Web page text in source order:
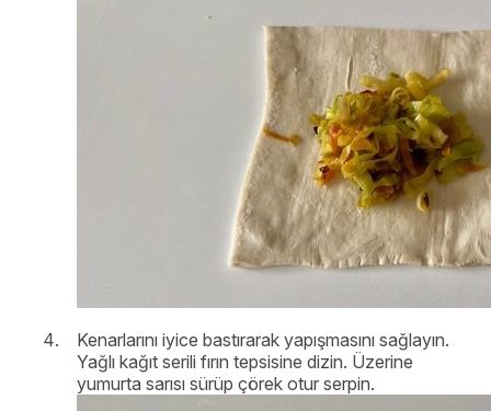
Kenarlarını iyice bastırarak yapışmasını sağlayın.
Yağlı kağıt serili fırın tepsisine dizin. Üzerine
yumurta sarısı sürüp çörek otur serpin.